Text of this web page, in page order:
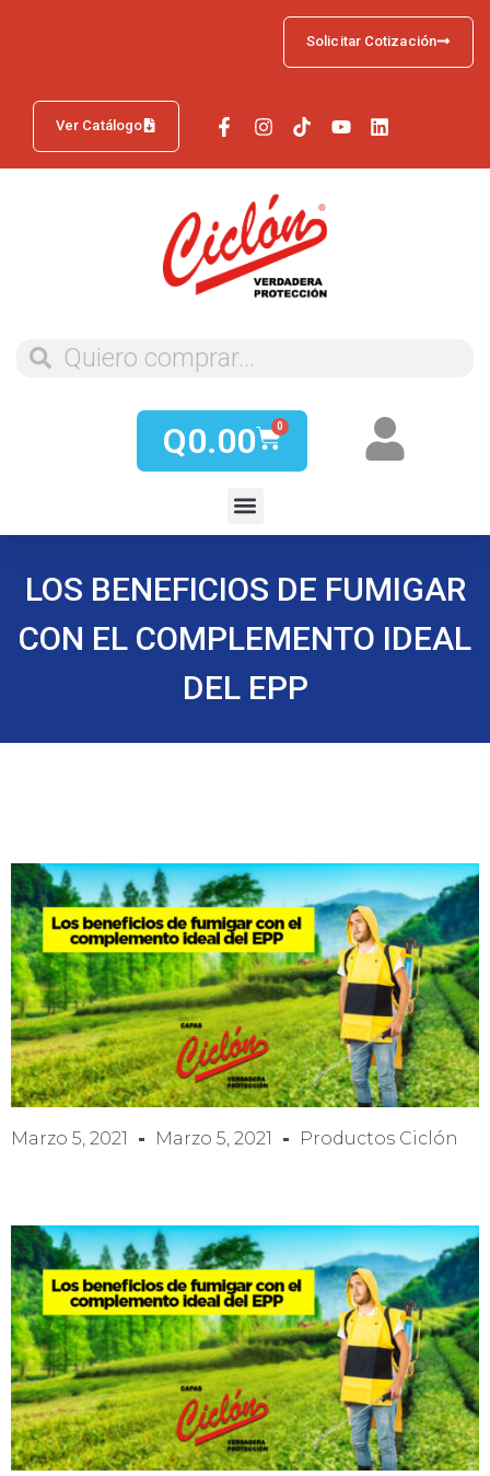
Ver Catálogo
Solicitar Cotización
Q0.00 0
LOS BENEFICIOS DE FUMIGAR
CON EL COMPLEMENTO IDEAL
DEL EPP
Marzo 5, 2021 Marzo 5, 2021 Productos Ciclón